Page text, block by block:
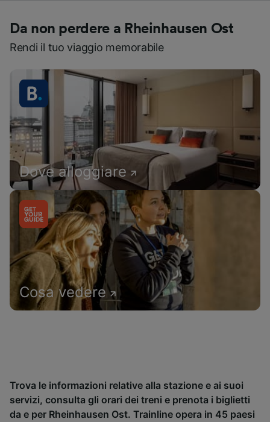
Da non perdere a Rheinhausen Ost
Rendi il tuo viaggio memorabile
Dove alloggiare
Cosa vedere
Trova le informazioni relative alla stazione e ai suoi
servizi, consulta gli orari dei treni e prenota i biglietti
da e per Rheinhausen Ost. Trainline opera in 45 paesi